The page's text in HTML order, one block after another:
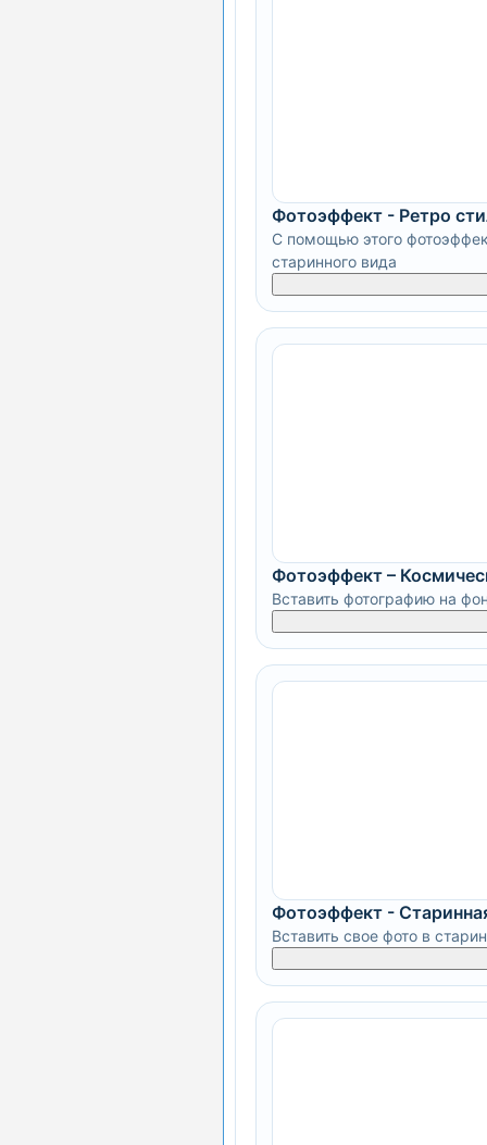
Фотоэффект - Ретро
С помощью этого
старинного вида
Фотоэффект –
Вставить фотографию на
Фотоэффект -
Вставить свое фото в